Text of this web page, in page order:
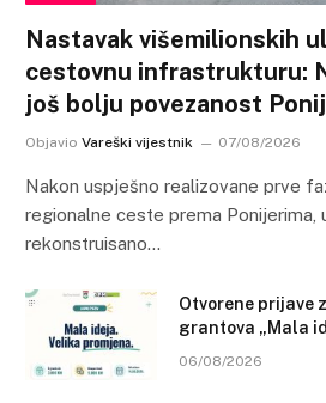
Nastavak višemilionskih
cestovnu infrastrukturu:
još bolju povezanost
Objavio Vareški vijestnik 07/08/2026
Nakon uspješno realizovane prve
regionalne ceste prema Ponijerima,
rekonstruisano…
Otvorene prijave
grantova „Mala
06/08/2026